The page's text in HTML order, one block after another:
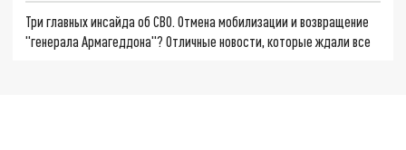
Три главных инсайда об СВО. Отмена мобилизации и возвращение
"генерала Армагеддона"? Отличные новости, которые ждали все